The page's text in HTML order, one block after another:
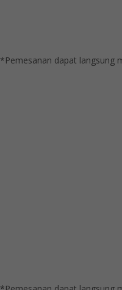
*Pemesanan dapat langsung